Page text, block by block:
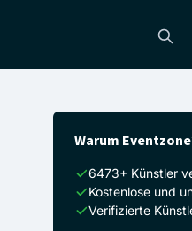
Warum
6473+ Künstler
Kostenlose und
Verifizierte